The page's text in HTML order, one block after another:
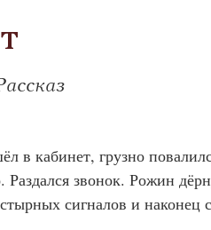
в кабинет, грузно
Раздался звонок. Рожин
сигналов и наконец